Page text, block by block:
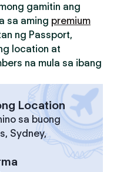
gamitin ang
sa aming premium
ng Passport,
location at
na mula sa ibang
Location
sa buong
Sydney,